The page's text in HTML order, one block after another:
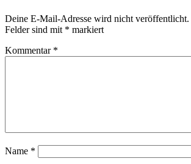
Deine E-Mail-Adresse wird nicht veröffentlicht.
Felder sind mit * markiert
Kommentar *
Name *